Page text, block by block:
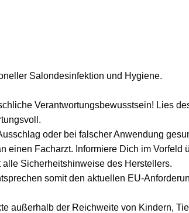
Salondesinfektion und Hygiene.
Verantwortungsbewusstsein! Lies
oder bei falscher Anwendung
Facharzt. Informiere Dich im Vorfeld
Sicherheitshinweise des Herstellers.
somit den aktuellen EU-
außerhalb der Reichweite von Kindern,